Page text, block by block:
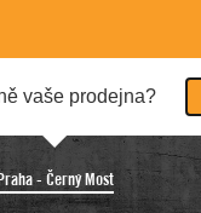
vaše prodejna?
- Černý Most